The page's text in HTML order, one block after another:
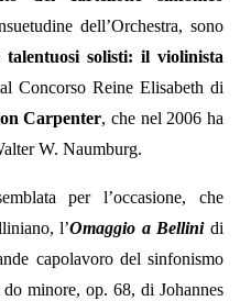
dell’Orchestra, sono
solisti: il violinista
Concorso Reine Elisabeth di
Carpenter, che nel 2006 ha
W. Naumburg.
per l’occasione, che
l’Omaggio a Bellinidi
capolavoro del sinfonismo
minore, op. 68, di Johannes